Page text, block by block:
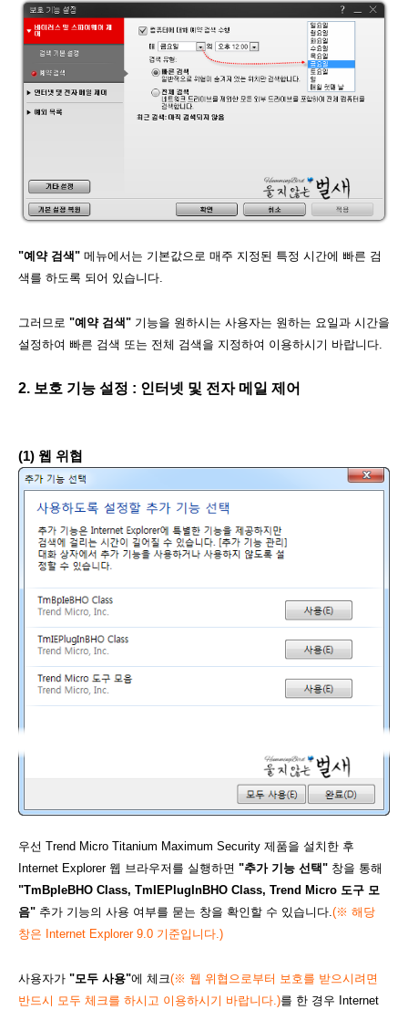
"예약 검색" 메뉴에서는 기본값으로 매주 지정된 특정 시간에 빠른 검
색를 하도록 되어 있습니다.
그러므로 "예약 검색" 기능을 원하시는 사용자는 원하는 요일과 시간을
설정하여 빠른 검색 또는 전체 검색을 지정하여 이용하시기 바랍니다.
2. 보호 기능 설정 : 인터넷 및 전자 메일 제어
(1) 웹 위협
우선 Trend Micro Titanium Maximum Security 제품을 설치한 후
Internet Explorer 웹 브라우저를 실행하면 "추가 기능 선택" 창을 통해
"TmBpIeBHO Class, TmIEPlugInBHO Class, Trend Micro 도구 모
음" 추가 기능의 사용 여부를 묻는 창을 확인할 수 있습니다.(※ 해당
창은 Internet Explorer 9.0 기준입니다.)
사용자가 "모두 사용"에 체크(※ 웹 위협으로부터 보호를 받으시려면
반드시 모두 체크를 하시고 이용하시기 바랍니다.)를 한 경우 Internet